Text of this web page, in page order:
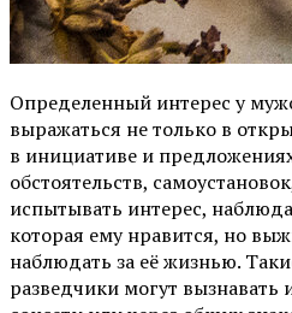
Определенный интерес у
выражаться не только в
в инициативе и
обстоятельств,
испытывать интерес,
которая ему нравится, но
наблюдать за её жизнью.
разведчики могут